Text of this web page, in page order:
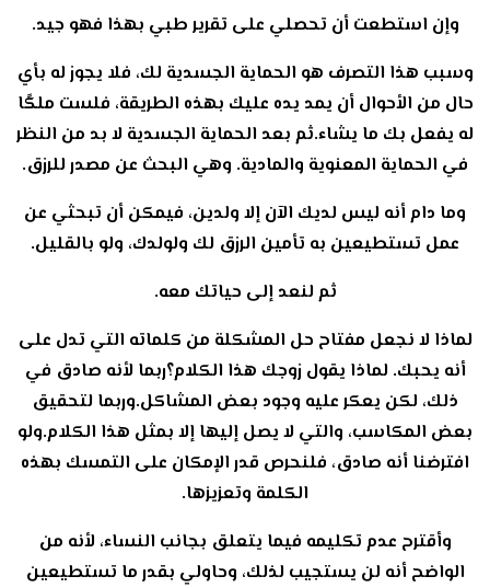
وإن استطعت أن تحصلي على تقرير طبي بهذا فهو جيد.
وسبب هذا التصرف هو الحماية الجسدية لك، فلا يجوز له بأي
حال من الأحوال أن يمد يده عليك بهذه الطريقة، فلست ملكًا
له يفعل بك ما يشاء.ثم بعد الحماية الجسدية لا بد من النظر
في الحماية المعنوية والمادية. وهي البحث عن مصدر للرزق.
وما دام أنه ليس لديك الآن إلا ولدين، فيمكن أن تبحثي عن
عمل تستطيعين به تأمين الرزق لك ولولدك، ولو بالقليل.
ثم لنعد إلى حياتك معه.
لماذا لا نجعل مفتاح حل المشكلة من كلماته التي تدل على
أنه يحبك. لماذا يقول زوجك هذا الكلام؟ربما لأنه صادق في
ذلك، لكن يعكر عليه وجود بعض المشاكل.وربما لتحقيق
بعض المكاسب، والتي لا يصل إليها إلا بمثل هذا الكلام.ولو
افترضنا أنه صادق، فلنحرص قدر الإمكان على التمسك بهذه
الكلمة وتعزيزها.
وأقترح عدم تكليمه فيما يتعلق بجانب النساء، لأنه من
الواضح أنه لن يستجيب لذلك، وحاولي بقدر ما تستطيعين